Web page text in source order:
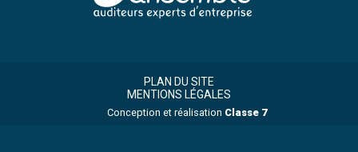
Principale
PLAN DU SITE
MENTIONS LÉGALES
Conception et réalisation Classe 7